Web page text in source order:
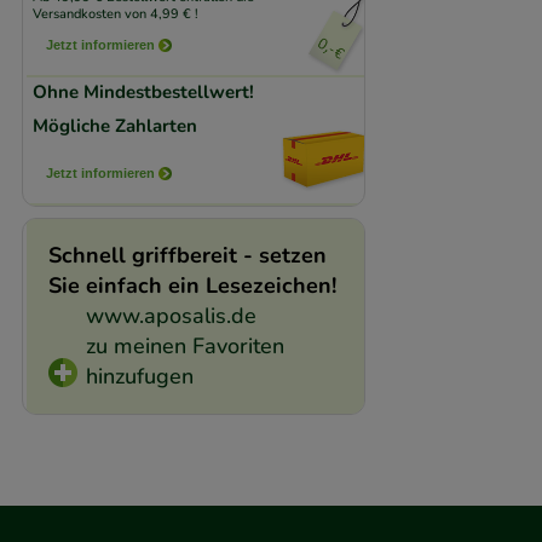
Versandkosten von 4,99 € !
Jetzt informieren
Ohne Mindestbestellwert!
Mögliche Zahlarten
Jetzt informieren
Schnell griffbereit - setzen
Sie einfach ein Lesezeichen!
www.aposalis.de
zu meinen Favoriten
hinzufugen